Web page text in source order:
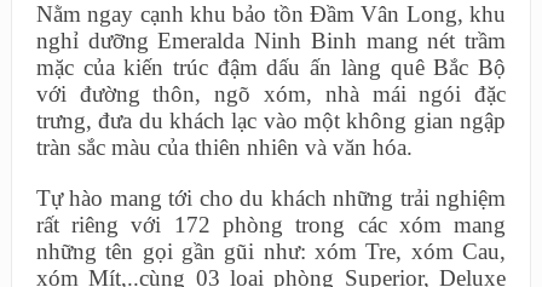
Nằm ngay cạnh khu bảo tồn Đầm Vân Long, khu
nghỉ dưỡng Emeralda Ninh Binh mang nét trầm
mặc của kiến trúc đậm dấu ấn làng quê Bắc Bộ
với đường thôn, ngõ xóm, nhà mái ngói đặc
trưng, đưa du khách lạc vào một không gian ngập
tràn sắc màu của thiên nhiên và văn hóa.
Tự hào mang tới cho du khách những trải nghiệm
rất riêng với 172 phòng trong các xóm mang
những tên gọi gần gũi như: xóm Tre, xóm Cau,
xóm Mít,..cùng 03 loại phòng Superior, Deluxe